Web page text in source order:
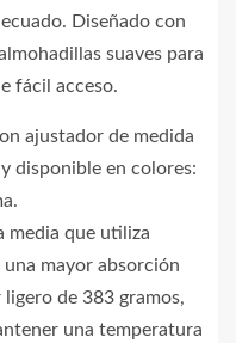
Diseñado con
suaves para
fácil acceso.
ajustador de medida
disponible en colores:
media que utiliza
mayor absorción
de 383 gramos,
una temperatura